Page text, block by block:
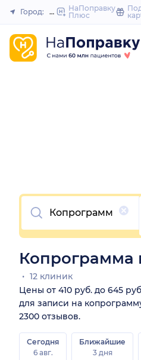
Город: ПермьНаПоправку
Плюс
Очистить
Копрограмма
12 клиник
Цены от 410 руб. до 645
для записи на
2300 отзывов.
Сегодня
6 авг.
Ближайшие
3 дня